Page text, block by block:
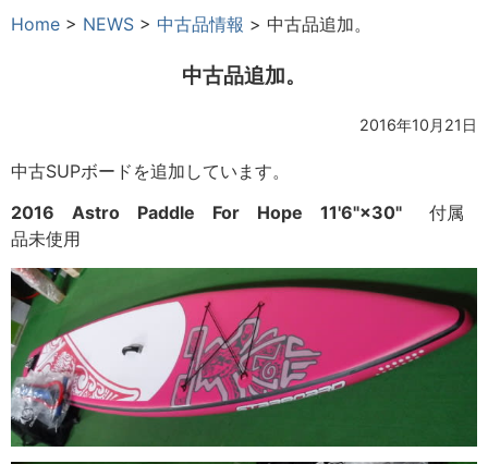
Home > NEWS > 中古品情報 > 中古品追加。
中古品追加。
2016年10月21日
中古SUPボードを追加しています。
2016 Astro Paddle For Hope 11'6"×30"
付属
品未使用